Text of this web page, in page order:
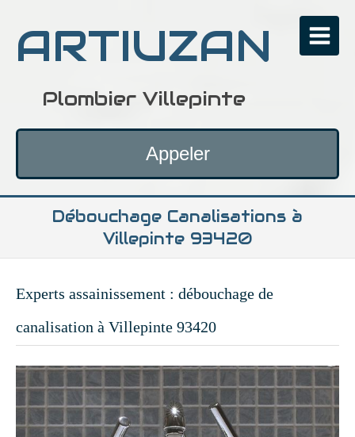
ARTIUZAN
Plombier Villepinte
Appeler
Débouchage Canalisations à
Villepinte 93420
Experts assainissement : débouchage de
canalisation à Villepinte 93420